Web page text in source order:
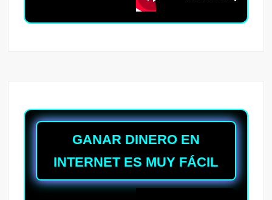
GANAR DINERO EN
INTERNET ES MUY FÁCIL